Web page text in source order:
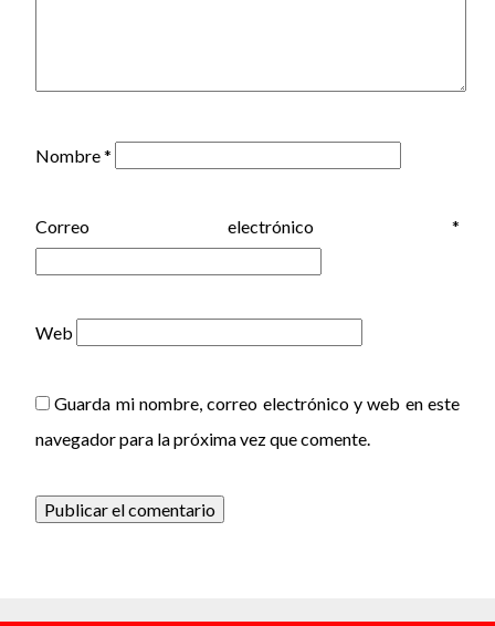
Nombre*
Correo electrónico *
Web
Guarda mi nombre, correo electrónico y web en este
navegador para la próxima vez que comente.